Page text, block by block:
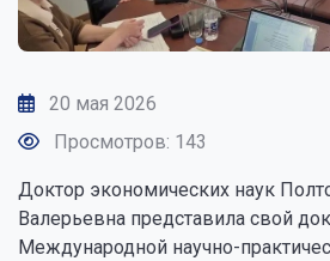
20 мая 2026
Просмотров: 143
Доктор экономических наук
Валерьевна представила свой
Международной научно-